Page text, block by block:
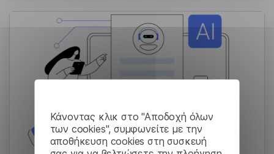
Κάνοντας κλικ στο "Αποδοχή όλων
των cookies", συμφωνείτε με την
αποθήκευση cookies στη συσκευή